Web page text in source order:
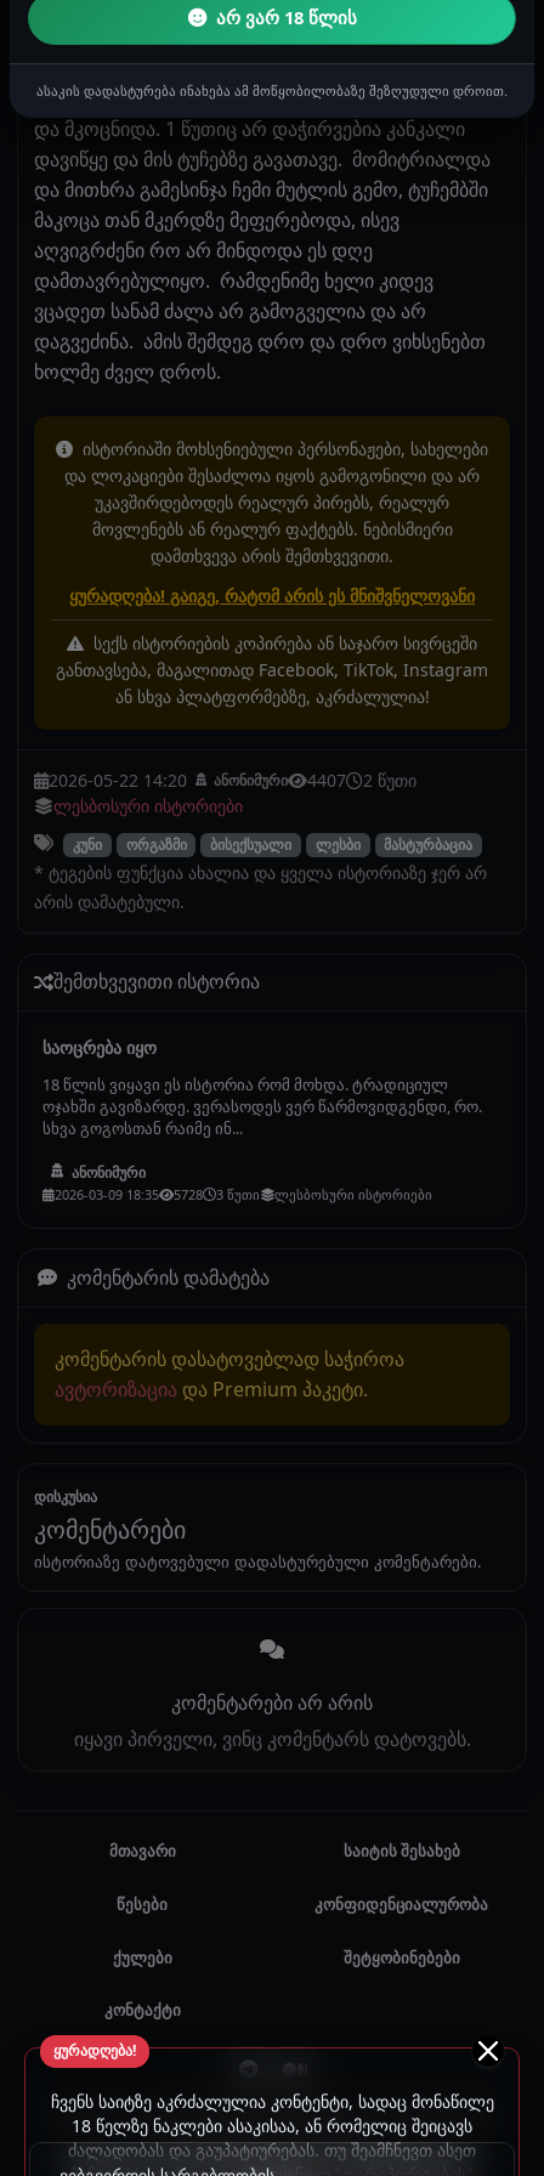
როდესაც სახე ჩემს მუტელთან მოიტანა მისი
სუნთქვა ვიგრძენი, ტანში ჟრუანტელმა გამიარა
კოცნა დამიწყო, მსგავსი გრძნობა არასდროს
განმიცდია სასწაული იყო მთელი ძალით მწოვდა
და მკოცნიდა. 1 წუთიც არ დაჭირვებია კანკალი
დავიწყე და მის ტუჩებზე გავათავე. მომიტრიალდა
და მითხრა გამესინჯა ჩემი მუტლის გემო, ტუჩემბში
მაკოცა თან მკერდზე მეფერებოდა, ისევ
აღვიგრძენი რო არ მინდოდა ეს დღე
დამთავრებულიყო. რამდენიმე ხელი კიდევ
ვცადეთ სანამ ძალა არ გამოგველია და არ
დაგვეძინა. ამის შემდეგ დრო და დრო ვიხსენებთ
ხოლმე ძველ დროს.
ისტორიაში მოხსენიებული პერსონაჟები, სახელები
და ლოკაციები შესაძლოა იყოს გამოგონილი და არ
უკავშირდებოდეს რეალურ პირებს, რეალურ
მოვლენებს ან რეალურ ფაქტებს. ნებისმიერი
დამთხვევა არის შემთხვევითი.
ყურადღება! გაიგე, რატომ არის ეს მნიშვნელოვანი
სექს ისტორიების კოპირება ან საჯარო სივრცეში
განთავსება, მაგალითად Facebook, TikTok, Instagram
ან სხვა პლატფორმებზე, აკრძალულია!
2026-05-22 14:20 ანონიმური 4407
2 წუთი
ლესბოსური ისტორიები
კუნი ორგაზმი ბისექსუალი ლესბი მასტურბაცია
* ტეგების ფუნქცია ახალია და ყველა ისტორიაზე ჯერ არ
არის დამატებული.
შემთხვევითი ისტორია
საოცრება იყო
18 წლის ვიყავი ეს ისტორია რომ მოხდა. ტრადიციულ
ოჯახში გავიზარდე. ვერასოდეს ვერ წარმოვიდგენდი, რო.
სხვა გოგოსთან რაიმე ინ...
ანონიმური
2026-03-09 18:35 5728 3 წუთი ლესბოსური ისტორიები
კომენტარის დამატება
კომენტარის დასატოვებლად საჭიროა
ავტორიზაცია და Premium პაკეტი.
დისკუსია
კომენტარები
ისტორიაზე დატოვებული დადასტურებული კომენტარები.
კომენტარები არ არის
იყავი პირველი, ვინც კომენტარს დატოვებს.
ყურადღება!
ჩვენს საიტზე აკრძალულია კონტენტი, სადაც მონაწილე
18 წელზე ნაკლები ასაკისაა, ან რომელიც შეიცავს
ძალადობას და გაუპატიურებას. თუ შეამჩნევთ ასეთ
მთავარი საიტის შესახებ
წესები კონფიდენციალურობა
ქულები შეტყობინებები
კონტაქტი
© 2024 - 2026 ყველა უფლება დაცულია. უნებართვო
გამოყენება აკრძალულია.
არ ვარ 18 წლის
ასაკის დადასტურება ინახება ამ მოწყობილობაზე შეზღუდული დროით.